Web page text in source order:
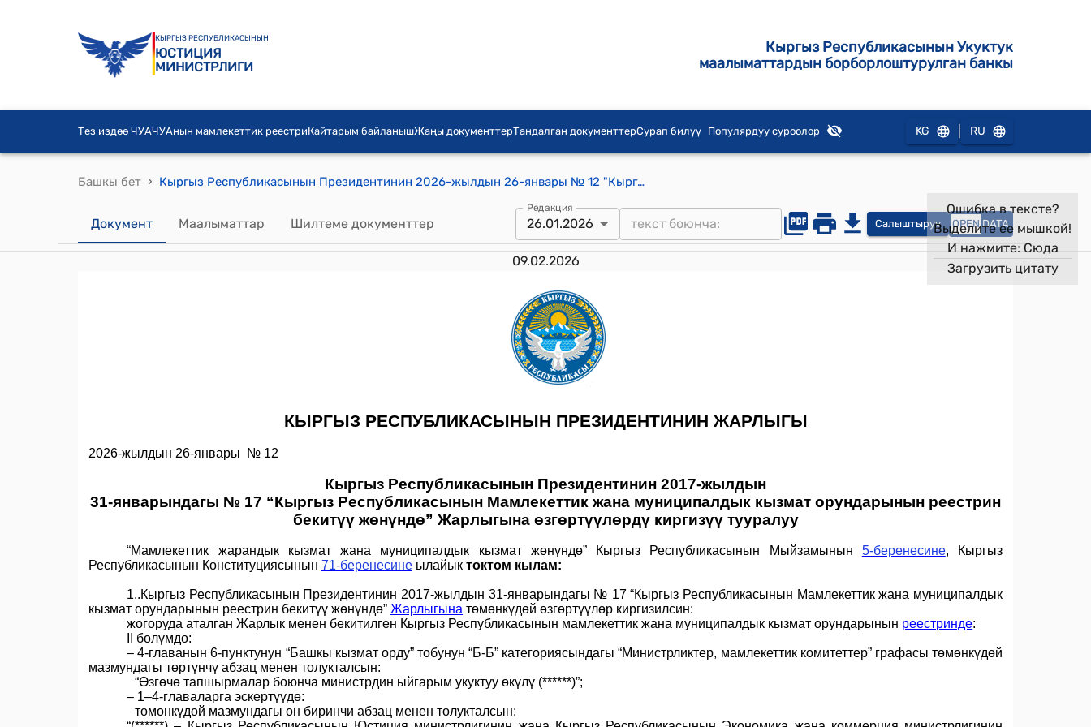
КЫРГЫЗ РЕСПУБЛИКАСЫНЫН
ЮСТИЦИЯ
МИНИСТРЛИГИ
Кыргыз Республикасынын Укуктук
маалыматтардын борборлоштурулган банкы
Тез издөө ЧУАЧУАнын мамлекеттик реестриКайтарым байланышЖаңы документтерТандалган документтерСурап билүү Популярдуу суроолор KG RU
Башкы бет › Кыргыз Республикасынын Президентинин 2026-жылдын 26-январы № 12 "Кыргыз Республикасынын Президентинин 2017-жылдын 31-январындагы № 17 “Кыргыз Республикасынын Мамлекеттик жана муниципалдык кызмат орундарынын реестрин бекитүү жөнүндө” Жарлыгына өзгөртүүлөрдү киргизүү тууралуу" Жарлыгы
Документ Маалыматтар Шилтеме документтер
Редакция
26.01.2026 Салыштыруу OPEN DATA
09.02.2026
Ошибка в тексте?
Выделите ее мышкой!
И нажмите: Сюда
Загрузить цитату